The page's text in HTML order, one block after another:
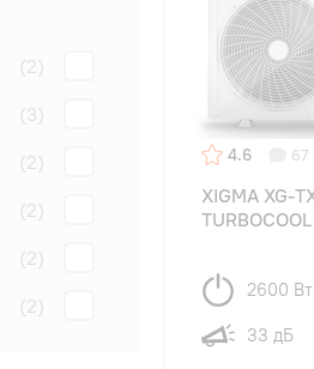
(2)
(3)
(2)
(2)
(2)
(2)
4.6 67
XIGMA XG-
TURBOCOOL
2600 Вт
33 дБ